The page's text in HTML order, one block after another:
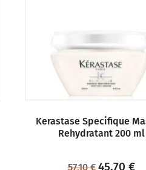
Kerastase Specifique
Rehydratant 200 ml
57,10€ 45,70 €